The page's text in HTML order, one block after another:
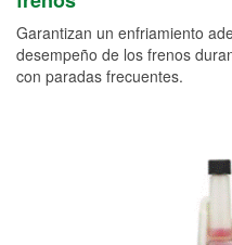
Garantizan un enfriamiento
desempeño de los frenos
con paradas frecuentes.